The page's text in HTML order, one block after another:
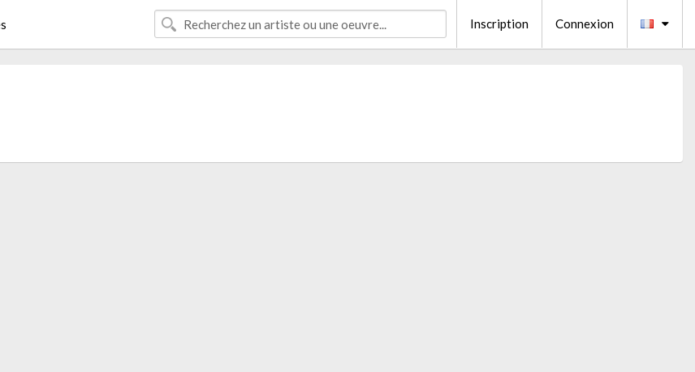
Inscription Connexion